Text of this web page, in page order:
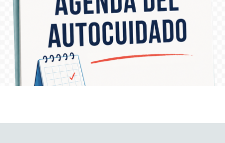
Descúbrelo aquí